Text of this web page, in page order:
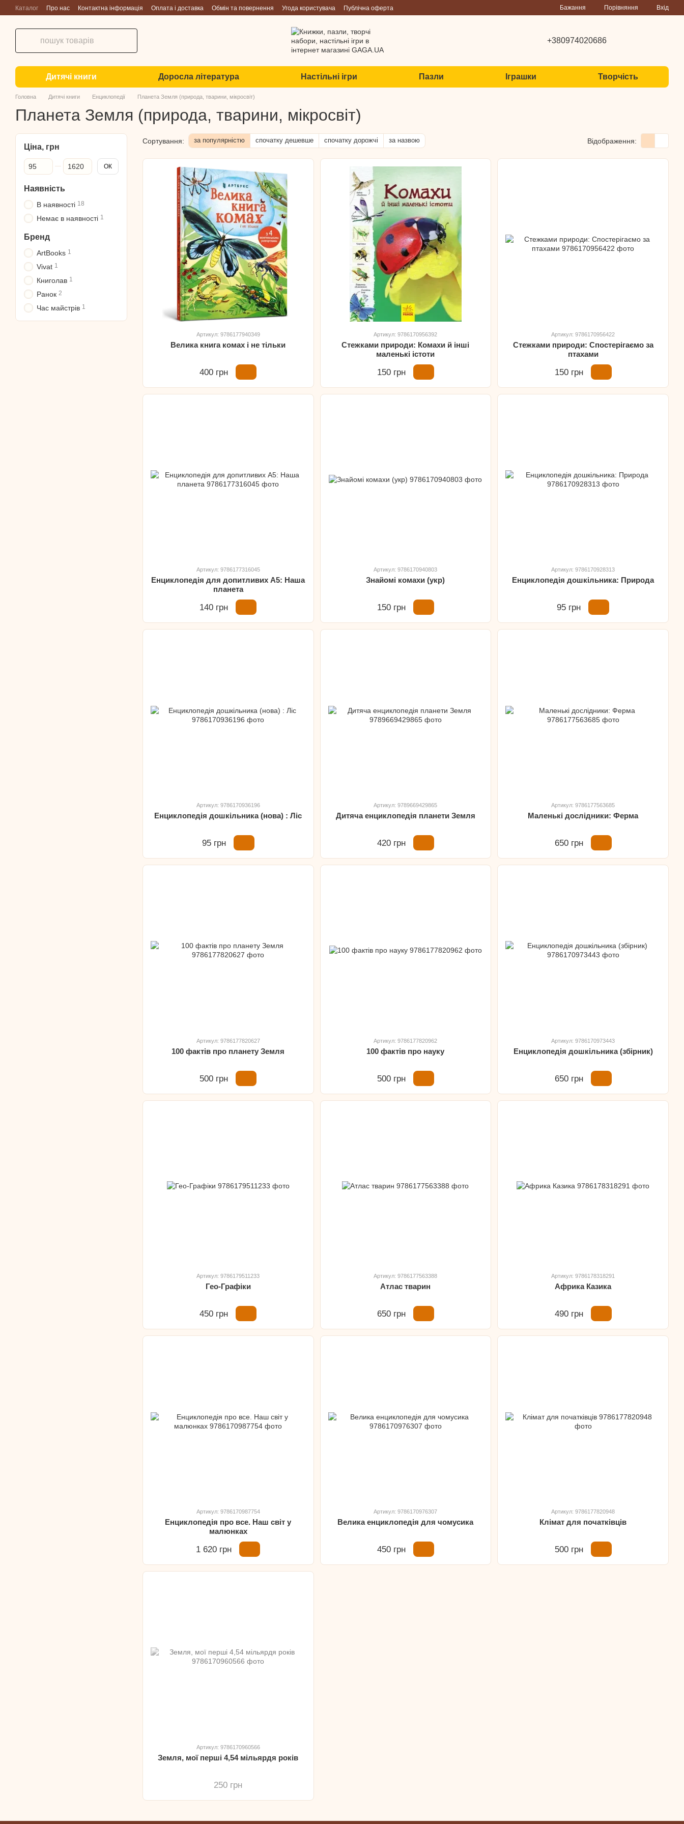
Перейти до основного контенту
Каталог Про нас Контактна інформація Оплата і доставка Обмін та повернення Угода користувача Публічна оферта Бажання Порівняння Вхід
+380974020686
Дитячі книги Доросла література Настільні ігри Пазли Іграшки Творчість
Головна Дитячі книги Енциклопедії Планета Земля (природа, тварини, мікросвіт)
Планета Земля (природа, тварини, мікросвіт)
Сортування: за популярністю спочатку дешевше спочатку дорожчі за назвою Відображення:
Артикул: 9786177940349
Велика книга комах і не тільки
400 грн
Артикул: 9786170956392
Стежками природи: Комахи й інші
маленькі істоти
150 грн
Артикул: 9786170956422
Стежками природи: Спостерігаємо за
птахами
150 грн
Артикул: 9786177316045
Енциклопедія для допитливих А5: Наша
планета
140 грн
Артикул: 9786170940803
Знайомі комахи (укр)
150 грн
Артикул: 9786170928313
Енциклопедія дошкільника: Природа
95 грн
Артикул: 9786170936196
Енциклопедія дошкільника (нова) : Ліс
95 грн
Артикул: 9789669429865
Дитяча енциклопедія планети Земля
420 грн
Артикул: 9786177563685
Маленькі дослідники: Ферма
650 грн
Артикул: 9786177820627
100 фактів про планету Земля
500 грн
Артикул: 9786177820962
100 фактів про науку
500 грн
Артикул: 9786170973443
Енциклопедія дошкільника (збірник)
650 грн
Артикул: 9786179511233
Гео-Графіки
450 грн
Артикул: 9786177563388
Атлас тварин
650 грн
Артикул: 9786178318291
Африка Казика
490 грн
Артикул: 9786170987754
Енциклопедія про все. Наш світ у
малюнках
1 620 грн
Артикул: 9786170976307
Велика енциклопедія для чомусика
450 грн
Артикул: 9786177820948
Клімат для початківців
500 грн
Артикул: 9786170960566
Земля, мої перші 4,54 мільярдя років
250 грн
Ціна, грн
Від Ціна, грн
До Ціна, грн ОК
Наявність
В наявності 18
Немає в наявності 1
Бренд
ArtBooks 1
Vivat 1
Книголав 1
Ранок 2
Час майстрів 1